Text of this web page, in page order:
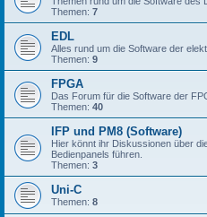
Themen: 7
EDL
Alles rund um die Software der
Themen: 9
FPGA
Das Forum für die Software der
Themen: 40
IFP und PM8 (Software)
Hier könnt ihr Diskussionen über
Bedienpanels führen.
Themen: 3
Uni-C
Themen: 8